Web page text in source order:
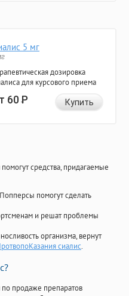
5 мг
дозировка
для курсового приема
60Р Купить
средства, придагаемые
помогут сделать
и решат проблемы
организма, вернут
сиалис.
продаже препаратов